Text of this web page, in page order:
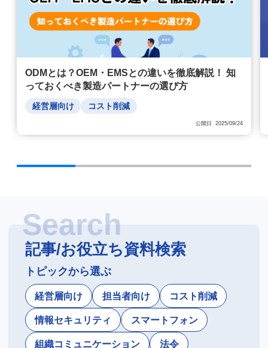
ODMとは？OEM・EMSとの違いを徹底解説！ 知
っておくべき製造パートナーの選び方
経営層向け コスト削減
公開日 2025/09/24
記事/お役立ち資料検索
トピックから選ぶ
経営層向け 担当者向け コスト削減
情報セキュリティ スマートフォン
組織コミュニケーション 法令